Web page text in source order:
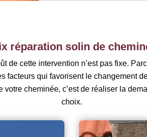
réparation solin de
cette intervention n’est pas fixe.
facteurs qui favorisent le changement
cheminée, c’est de réaliser la
choix.